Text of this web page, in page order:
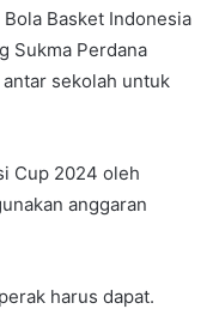
Basket Indonesia
Sukma Perdana
sekolah untuk
Cup 2024 oleh
anggaran
harus dapat.